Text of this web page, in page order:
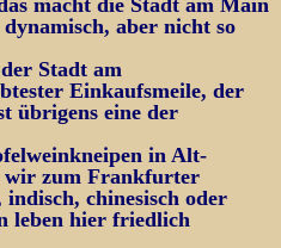
macht die Stadt am Main
aber nicht so
Stadt am
Einkaufsmeile, der
übrigens eine der
in Alt-
wir zum Frankfurter
chinesisch oder
leben hier friedlich